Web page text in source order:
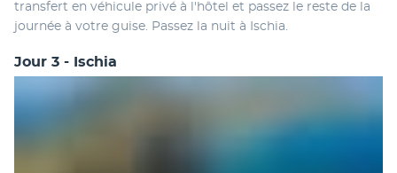
transfert en véhicule privé à l'hôtel et passez le reste de la
journée à votre guise. Passez la nuit à Ischia.
Jour 3 - Ischia